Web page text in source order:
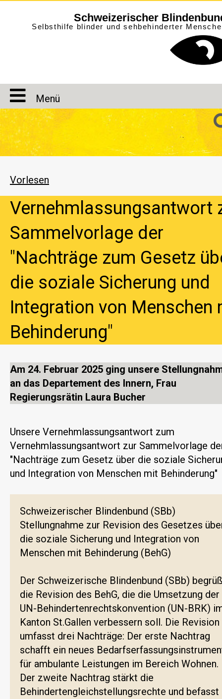
Schweizerischer
Selbsthilfe blinder und sehbehinderter
Menü
Vorlesen
Vernehmlassungsantwort
Sammelvorlage der
"Nachträge zum Gesetz
die soziale Sicherung und
Integration von Menschen
Behinderung"
Am 24. Februar 2025 ging unsere
an das Departement des Innern, Frau
Regierungsrätin Laura Bucher
Unsere Vernehmlassungsantwort zum
Vernehmlassungsantwort zur Sammelvorlage
"Nachträge zum Gesetz über die soziale
und Integration von Menschen mit Behinderung"
Schweizerischer Blindenbund (SBb)
Stellungnahme zur Revision des Gesetzes
die soziale Sicherung und Integration von
Menschen mit Behinderung (BehG)
Der Schweizerische Blindenbund (SBb)
die Revision des BehG, die die Umsetzung der
UN-Behindertenrechtskonvention (UN-BRK)
Kanton St.Gallen verbessern soll. Die Revision
umfasst drei Nachträge: Der erste Nachtrag
schafft ein neues
für ambulante Leistungen im Bereich Wohnen.
Der zweite Nachtrag stärkt die
Behindertengleichstellungsrechte und befasst